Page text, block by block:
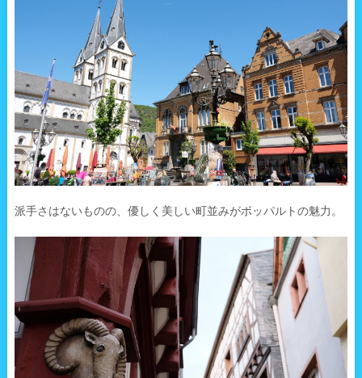
派手さはないものの、優しく美しい町並みがボッパルトの魅力。